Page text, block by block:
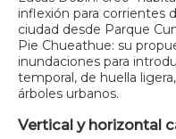
inflexión para corrientes
ciudad desde Parque
Pie Chueathue: su
inundaciones para
temporal, de huella
árboles urbanos.
Vertical y horizontal